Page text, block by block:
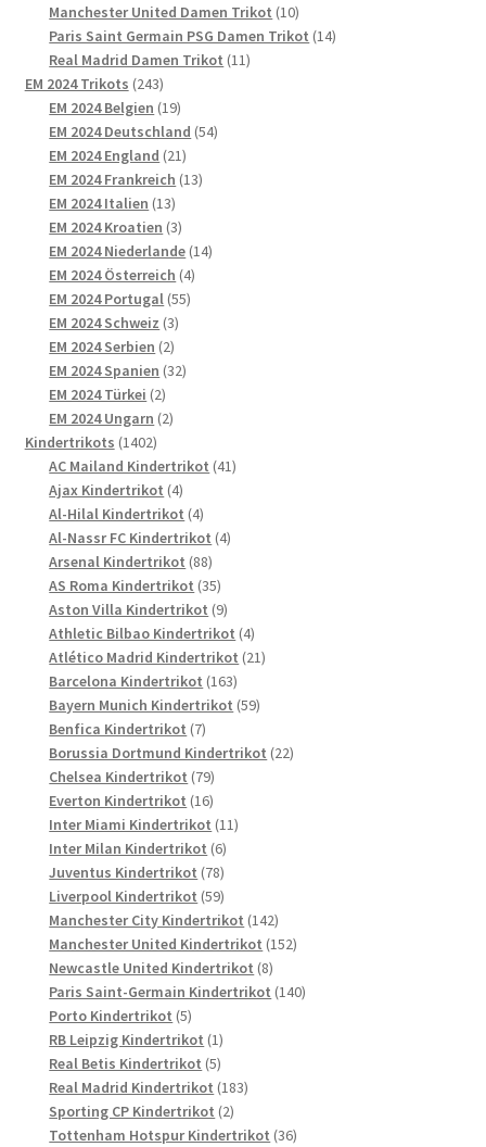
Produkte
Manchester United Damen Trikot 1010
Produkte
Paris Saint Germain PSG Damen Trikot 1414
Real Madrid Damen Trikot 1111
EM 2024 Trikots 243243
Produkte
EM 2024 Belgien 1919
Produkte
EM 2024 Deutschland 5454
EM 2024 England 2121
Produkte
EM 2024 Frankreich 1313
EM 2024 Italien 1313
Produkte
EM 2024 Kroatien 33
Produkte
EM 2024 Niederlande 1414
EM 2024 Österreich 44
EM 2024 Portugal 5555
EM 2024 Schweiz 33
EM 2024 Serbien 22
Produkte
EM 2024 Spanien 3232
EM 2024 Türkei 22
Produkte
EM 2024 Ungarn 22
Kindertrikots 14021402
Produkte
AC Mailand Kindertrikot 4141
Ajax Kindertrikot 44
Produkte
Al-Hilal Kindertrikot 44
Produkte
Al-Nassr FC Kindertrikot 44
Arsenal Kindertrikot 8888
Produkte
AS Roma Kindertrikot 3535
Produkte
Aston Villa Kindertrikot 99
Produkte
Athletic Bilbao Kindertrikot 44
Produkte
Atlético Madrid Kindertrikot 2121
Barcelona Kindertrikot 163163
Produkte
Bayern Munich Kindertrikot 5959
Benfica Kindertrikot 77
Produkte
Borussia Dortmund Kindertrikot 2222
Chelsea Kindertrikot 7979
Produkte
Everton Kindertrikot 1616
Produkte
Inter Miami Kindertrikot 1111
Inter Milan Kindertrikot 66
Produkte
Juventus Kindertrikot 7878
Produkte
Liverpool Kindertrikot 5959
Produkte
Manchester City Kindertrikot 142142
Produkte
Manchester United Kindertrikot 152152
Newcastle United Kindertrikot 88
Produkte
Paris Saint-Germain Kindertrikot 140140
Porto Kindertrikot 55
Produkte
RB Leipzig Kindertrikot 11
Produkt
Real Betis Kindertrikot 55
Produkte
Real Madrid Kindertrikot 183183
Sporting CP Kindertrikot 22
Produkte
Tottenham Hotspur Kindertrikot 3636